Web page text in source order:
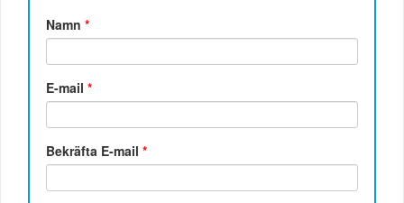
Namn*
E-mail*
Bekräfta E-mail*